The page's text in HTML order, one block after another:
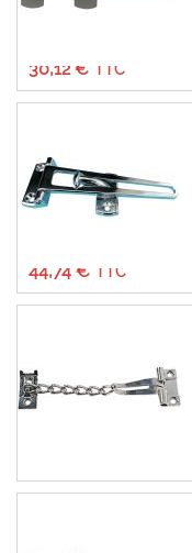
30,12 €
44,74 €